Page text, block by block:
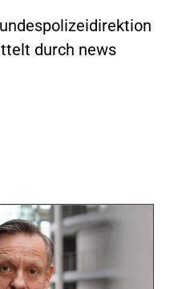
durch news